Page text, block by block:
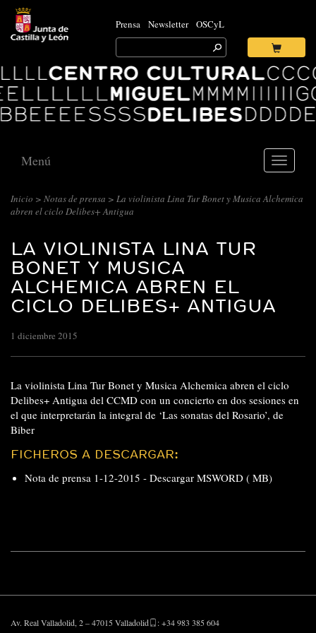
Prensa Newsletter OSCyL
Search
for:
Ok
Centro
Cultural
Miguel
Delibes
Toggle
Menú
Inicio > Notas de prensa > La violinista Lina Tur Bonet y Musica Alchemica
abren el ciclo Delibes+ Antigua
LA VIOLINISTA LINA TUR
BONET Y MUSICA
ALCHEMICA ABREN EL
CICLO DELIBES+ ANTIGUA
1 diciembre 2015
La violinista Lina Tur Bonet y Musica Alchemica abren el ciclo
Delibes+ Antigua del CCMD con un concierto en dos sesiones en
el que interpretarán la integral de ‘Las sonatas del Rosario’, de
Biber
FICHEROS A DESCARGAR:
Nota de prensa 1-12-2015 - Descargar MSWORD ( MB)
Av. Real Valladolid, 2 – 47015 Valladolid : +34 983 385 604